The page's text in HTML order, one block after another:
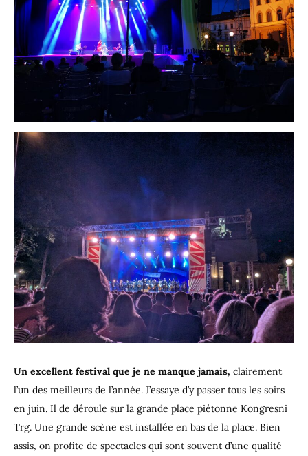
Un excellent festival que je ne manque jamais, clairement
l’un des meilleurs de l’année. J’essaye d’y passer tous les soirs
en juin. Il de déroule sur la grande place piétonne Kongresni
Trg. Une grande scène est installée en bas de la place. Bien
assis, on profite de spectacles qui sont souvent d’une qualité